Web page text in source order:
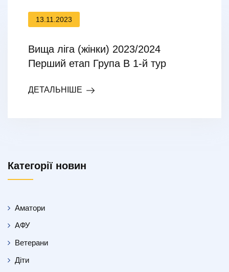
13.11.2023
Вища ліга (жінки) 2023/2024
Перший етап Група В 1-й тур
ДЕТАЛЬНІШЕ
Категорії новин
Аматори
АФУ
Ветерани
Діти